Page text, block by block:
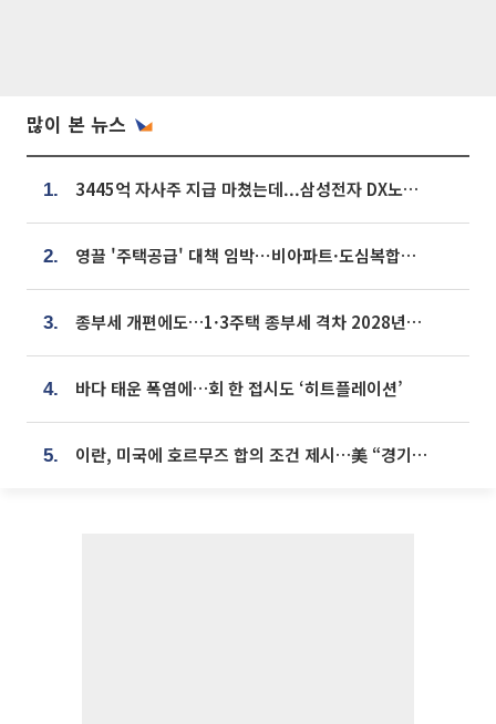
많이 본 뉴스
1. 3445억 자사주 지급 마쳤는데...삼성전자 DX노조, 뒤늦은 '떼쓰기 집회'
2. 영끌 '주택공급' 대책 임박⋯비아파트·도심복합까지 총동원
3. 종부세 개편에도…1·3주택 종부세 격차 2028년부터 확대
4. 바다 태운 폭염에…회 한 접시도 ‘히트플레이션’
5. 이란, 미국에 호르무즈 합의 조건 제시…美 “경기 아직 안 끝나” [종합]